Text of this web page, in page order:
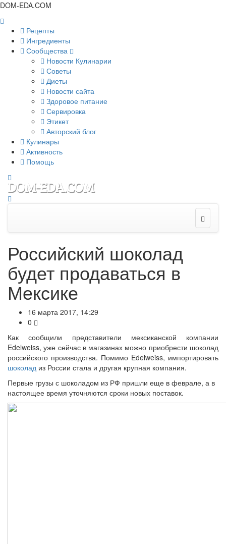
DOM-EDA.COM
Рецепты
Ингредиенты
Сообщества
Новости Кулинарии
Советы
Диеты
Новости сайта
Здоровое питание
Сервировка
Этикет
Авторский блог
Кулинары
Активность
Помощь
Российский шоколад
будет продаваться в
Мексике
16 марта 2017, 14:29
0
Как сообщили представители мексиканской компании
Edelweiss, уже сейчас в магазинах можно приобрести шоколад
российского производства. Помимо Edelweiss, импортировать
шоколад из России стала и другая крупная компания.
Первые грузы с шоколадом из РФ пришли еще в феврале, а в
настоящее время уточняются сроки новых поставок.